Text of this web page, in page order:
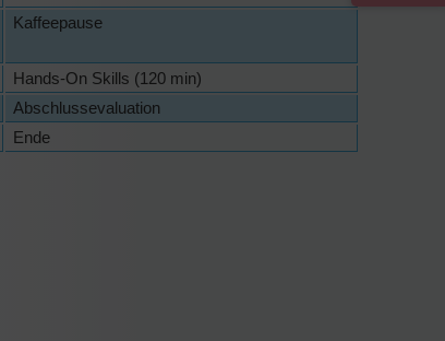
Kaffeepause
Hands-On Skills (120 min)
Abschlussevaluation
Ende